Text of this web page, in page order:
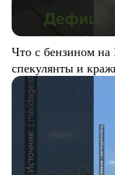
Что с бензином
спекулянты и